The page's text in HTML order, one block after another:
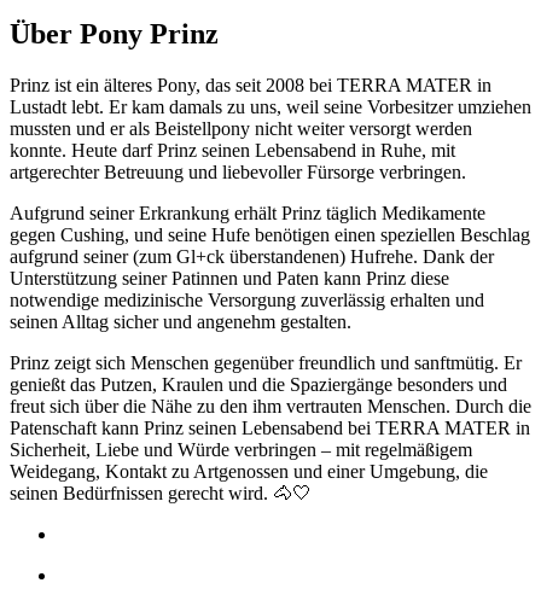
Über Pony Prinz
Prinz ist ein älteres Pony, das seit 2008 bei TERRA MATER in
Lustadt lebt. Er kam damals zu uns, weil seine Vorbesitzer umziehen
mussten und er als Beistellpony nicht weiter versorgt werden
konnte. Heute darf Prinz seinen Lebensabend in Ruhe, mit
artgerechter Betreuung und liebevoller Fürsorge verbringen.
Aufgrund seiner Erkrankung erhält Prinz täglich Medikamente
gegen Cushing, und seine Hufe benötigen einen speziellen Beschlag
aufgrund seiner (zum Gl+ck überstandenen) Hufrehe. Dank der
Unterstützung seiner Patinnen und Paten kann Prinz diese
notwendige medizinische Versorgung zuverlässig erhalten und
seinen Alltag sicher und angenehm gestalten.
Prinz zeigt sich Menschen gegenüber freundlich und sanftmütig. Er
genießt das Putzen, Kraulen und die Spaziergänge besonders und
freut sich über die Nähe zu den ihm vertrauten Menschen. Durch die
Patenschaft kann Prinz seinen Lebensabend bei TERRA MATER in
Sicherheit, Liebe und Würde verbringen – mit regelmäßigem
Weidegang, Kontakt zu Artgenossen und einer Umgebung, die
seinen Bedürfnissen gerecht wird. 🐴🤍